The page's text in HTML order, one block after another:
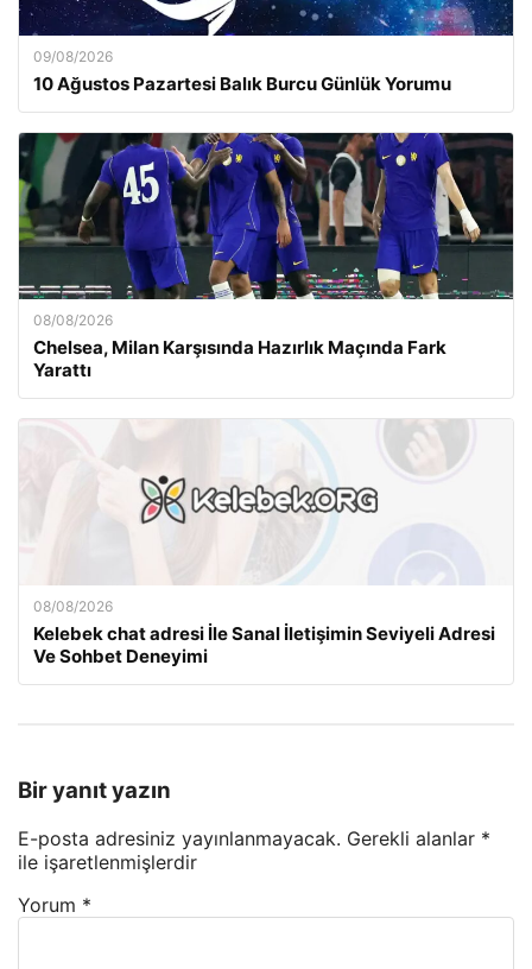
09/08/2026
10 Ağustos Pazartesi Balık Burcu Günlük Yorumu
08/08/2026
Chelsea, Milan Karşısında Hazırlık Maçında Fark
Yarattı
08/08/2026
Kelebek chat adresi İle Sanal İletişimin Seviyeli Adresi
Ve Sohbet Deneyimi
Bir yanıt yazın
E-posta adresiniz yayınlanmayacak. Gerekli alanlar *
ile işaretlenmişlerdir
Yorum *